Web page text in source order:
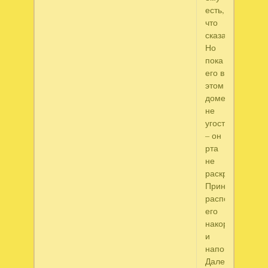
есть,
что
сказать.
Но
пока
его в
этом
доме
не
угостят
– он
рта
не
раскроет.
Принцесса
распорядилась
его
накормить
и
напоить.
Далее